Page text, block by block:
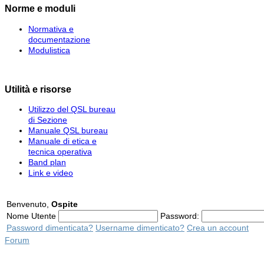
Norme e moduli
Normativa e
documentazione
Modulistica
Utilità e risorse
Utilizzo del QSL bureau
di Sezione
Manuale QSL bureau
Manuale di etica e
tecnica operativa
Band plan
Link e video
Benvenuto, Ospite
Nome Utente
Password:
Password dimenticata? Username dimenticato? Crea un account
Forum